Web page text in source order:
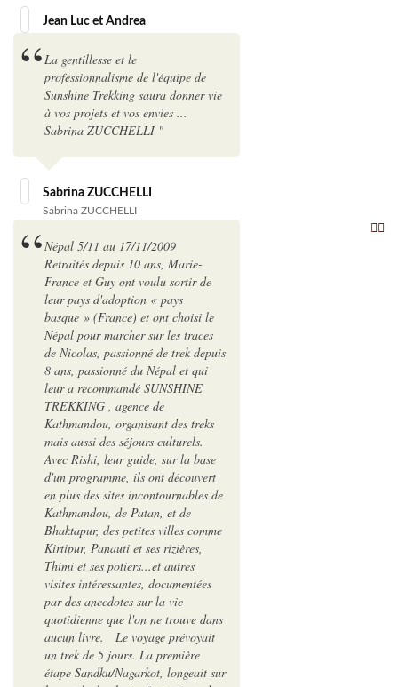
Jean Luc et Andrea
La gentillesse et le
professionnalisme de l'équipe de
Sunshine Trekking saura donner vie
à vos projets et vos envies ...
Sabrina ZUCCHELLI "
Sabrina ZUCCHELLI
Sabrina ZUCCHELLI
Népal 5/11 au 17/11/2009
Retraités depuis 10 ans, Marie-
France et Guy ont voulu sortir de
leur pays d'adoption « pays
basque » (France) et ont choisi le
Népal pour marcher sur les traces
de Nicolas, passionné de trek depuis
8 ans, passionné du Népal et qui
leur a recommandé SUNSHINE
TREKKING , agence de
Kathmandou, organisant des treks
mais aussi des séjours culturels.
Avec Rishi, leur guide, sur la base
d'un programme, ils ont découvert
en plus des sites incontournables de
Kathmandou, de Patan, et de
Bhaktapur, des petites villes comme
Kirtipur, Panauti et ses rizières,
Thimi et ses potiers...et autres
visites intéressantes, documentées
par des anecdotes sur la vie
quotidienne que l'on ne trouve dans
aucun livre. Le voyage prévoyait
un trek de 5 jours. La première
étape Sandku/Nagarkot, longeait sur